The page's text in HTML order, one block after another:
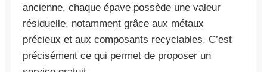
ancienne, chaque épave possède une valeur
résiduelle, notamment grâce aux métaux
précieux et aux composants recyclables. C’est
précisément ce qui permet de proposer un